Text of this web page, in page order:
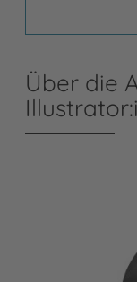
Über die